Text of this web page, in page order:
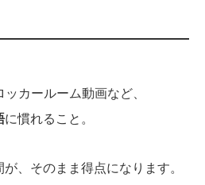
カールーム動画など、
に慣れること。
、そのまま得点になります。